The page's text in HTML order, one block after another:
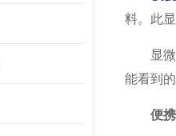
料。此
显微镜
能看到
便